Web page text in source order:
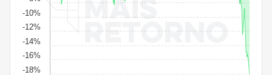
-18%
-16%
-14%
-12%
-10%